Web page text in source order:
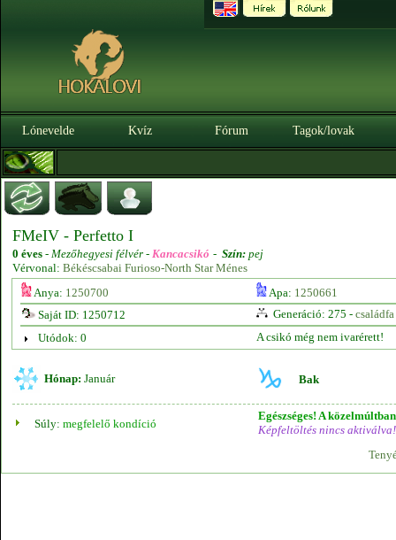
Lónevelde Kvíz Fórum Tagok/lovak
FMeIV - Perfetto I
0 éves - Mezőhegyesi félvér - Kancacsikó - Szín: pej
Vérvonal: Békéscsabai Furioso-North Star Ménes
Anya: 1250700 Apa: 1250661
Saját ID: 1250712
Generáció: 275 - családfa
Utódok: 0
A csikó még nem ivarérett!
Hónap: Január Bak
Súly: megfelelő kondíció
Egészséges! A
Képfeltöltés nincs aktiválva!